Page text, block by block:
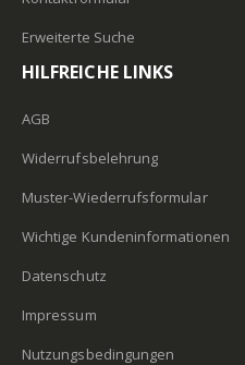
Erweiterte Suche
HILFREICHE LINKS
AGB
Widerrufsbelehrung
Muster-Wiederrufsformular
Wichtige Kundeninformationen
Datenschutz
Impressum
Nutzungsbedingungen